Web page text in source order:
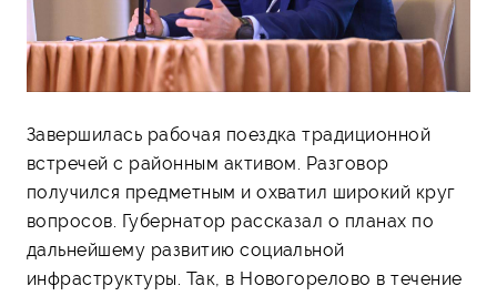
Завершилась рабочая поездка традиционной
встречей с районным активом. Разговор
получился предметным и охватил широкий круг
вопросов. Губернатор рассказал о планах по
дальнейшему развитию социальной
инфраструктуры. Так, в Новогорелово в течение